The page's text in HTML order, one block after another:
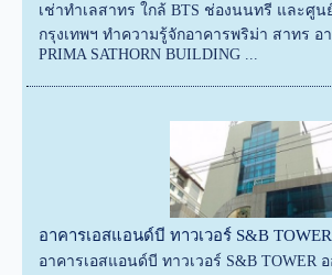
เช่าทำเลสาทร ใกล้ BTS ช่องนนทรี และศูน
กรุงเทพฯ ทำความรู้จักอาคารพริม่า สาทร อ
PRIMA SATHORN BUILDING ...
อาคารเอสแอนด์บี ทาวเวอร์ S&B TOWER
อาคารเอสแอนด์บี ทาวเวอร์ S&B TOWER